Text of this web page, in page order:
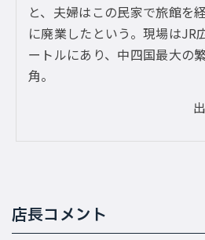
と、夫婦はこの民家で旅館を
に廃業したという。現場はJR
ートルにあり、中四国最大の
角。
店長コメント